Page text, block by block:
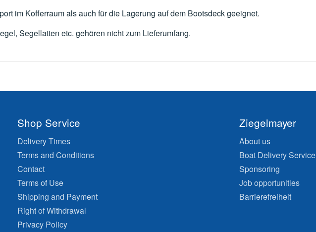
im Kofferraum als auch für die Lagerung auf dem Bootsdeck geeignet.
Segellatten etc. gehören nicht zum Lieferumfang.
Shop Service
Delivery Times
Terms and Conditions
Contact
Terms of Use
Shipping and Payment
Right of Withdrawal
Privacy Policy
Ziegelmayer
About us
Boat Delivery Service
Sponsoring
Job opportunities
Barrierefreiheit